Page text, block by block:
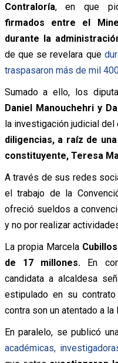
Contraloría, en que
firmados entre el
durante la
de que se revelara que
traspasaron más de mil
Sumado a ello, los
Daniel Manouchehri y
la investigación judicial del
diligencias, a raíz de
constituyente, Teresa
A través de sus redes
el trabajo de la
ofreció sueldos a
y no por realizar
La propia Marcela
de 17 millones. En
candidata a alcaldesa
estipulado en su
contra son un atentado a la
En paralelo, se publicó
académicas,